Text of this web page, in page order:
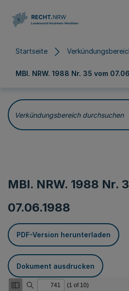
Startseite
MBl. NRW. 1988 Nr. 35 vom
Verkündungsbereich durchsuchen
MBl. NRW. 1988 Nr.
07.06.1988
PDF-Version herunterladen
Dokument ausdrucken